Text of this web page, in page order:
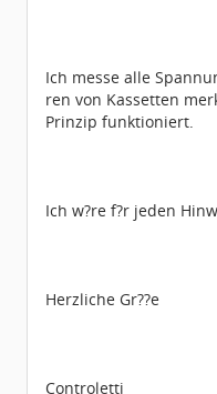
Ich messe alle
ren von Kassetten
Prinzip funktioniert.
Ich w?re f?r jeden
Herzliche Gr??e
Controletti